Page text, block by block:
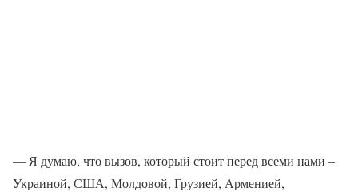
— Я думаю, что вызов, который стоит перед всеми нами –
Украиной, США, Молдовой, Грузией, Арменией,